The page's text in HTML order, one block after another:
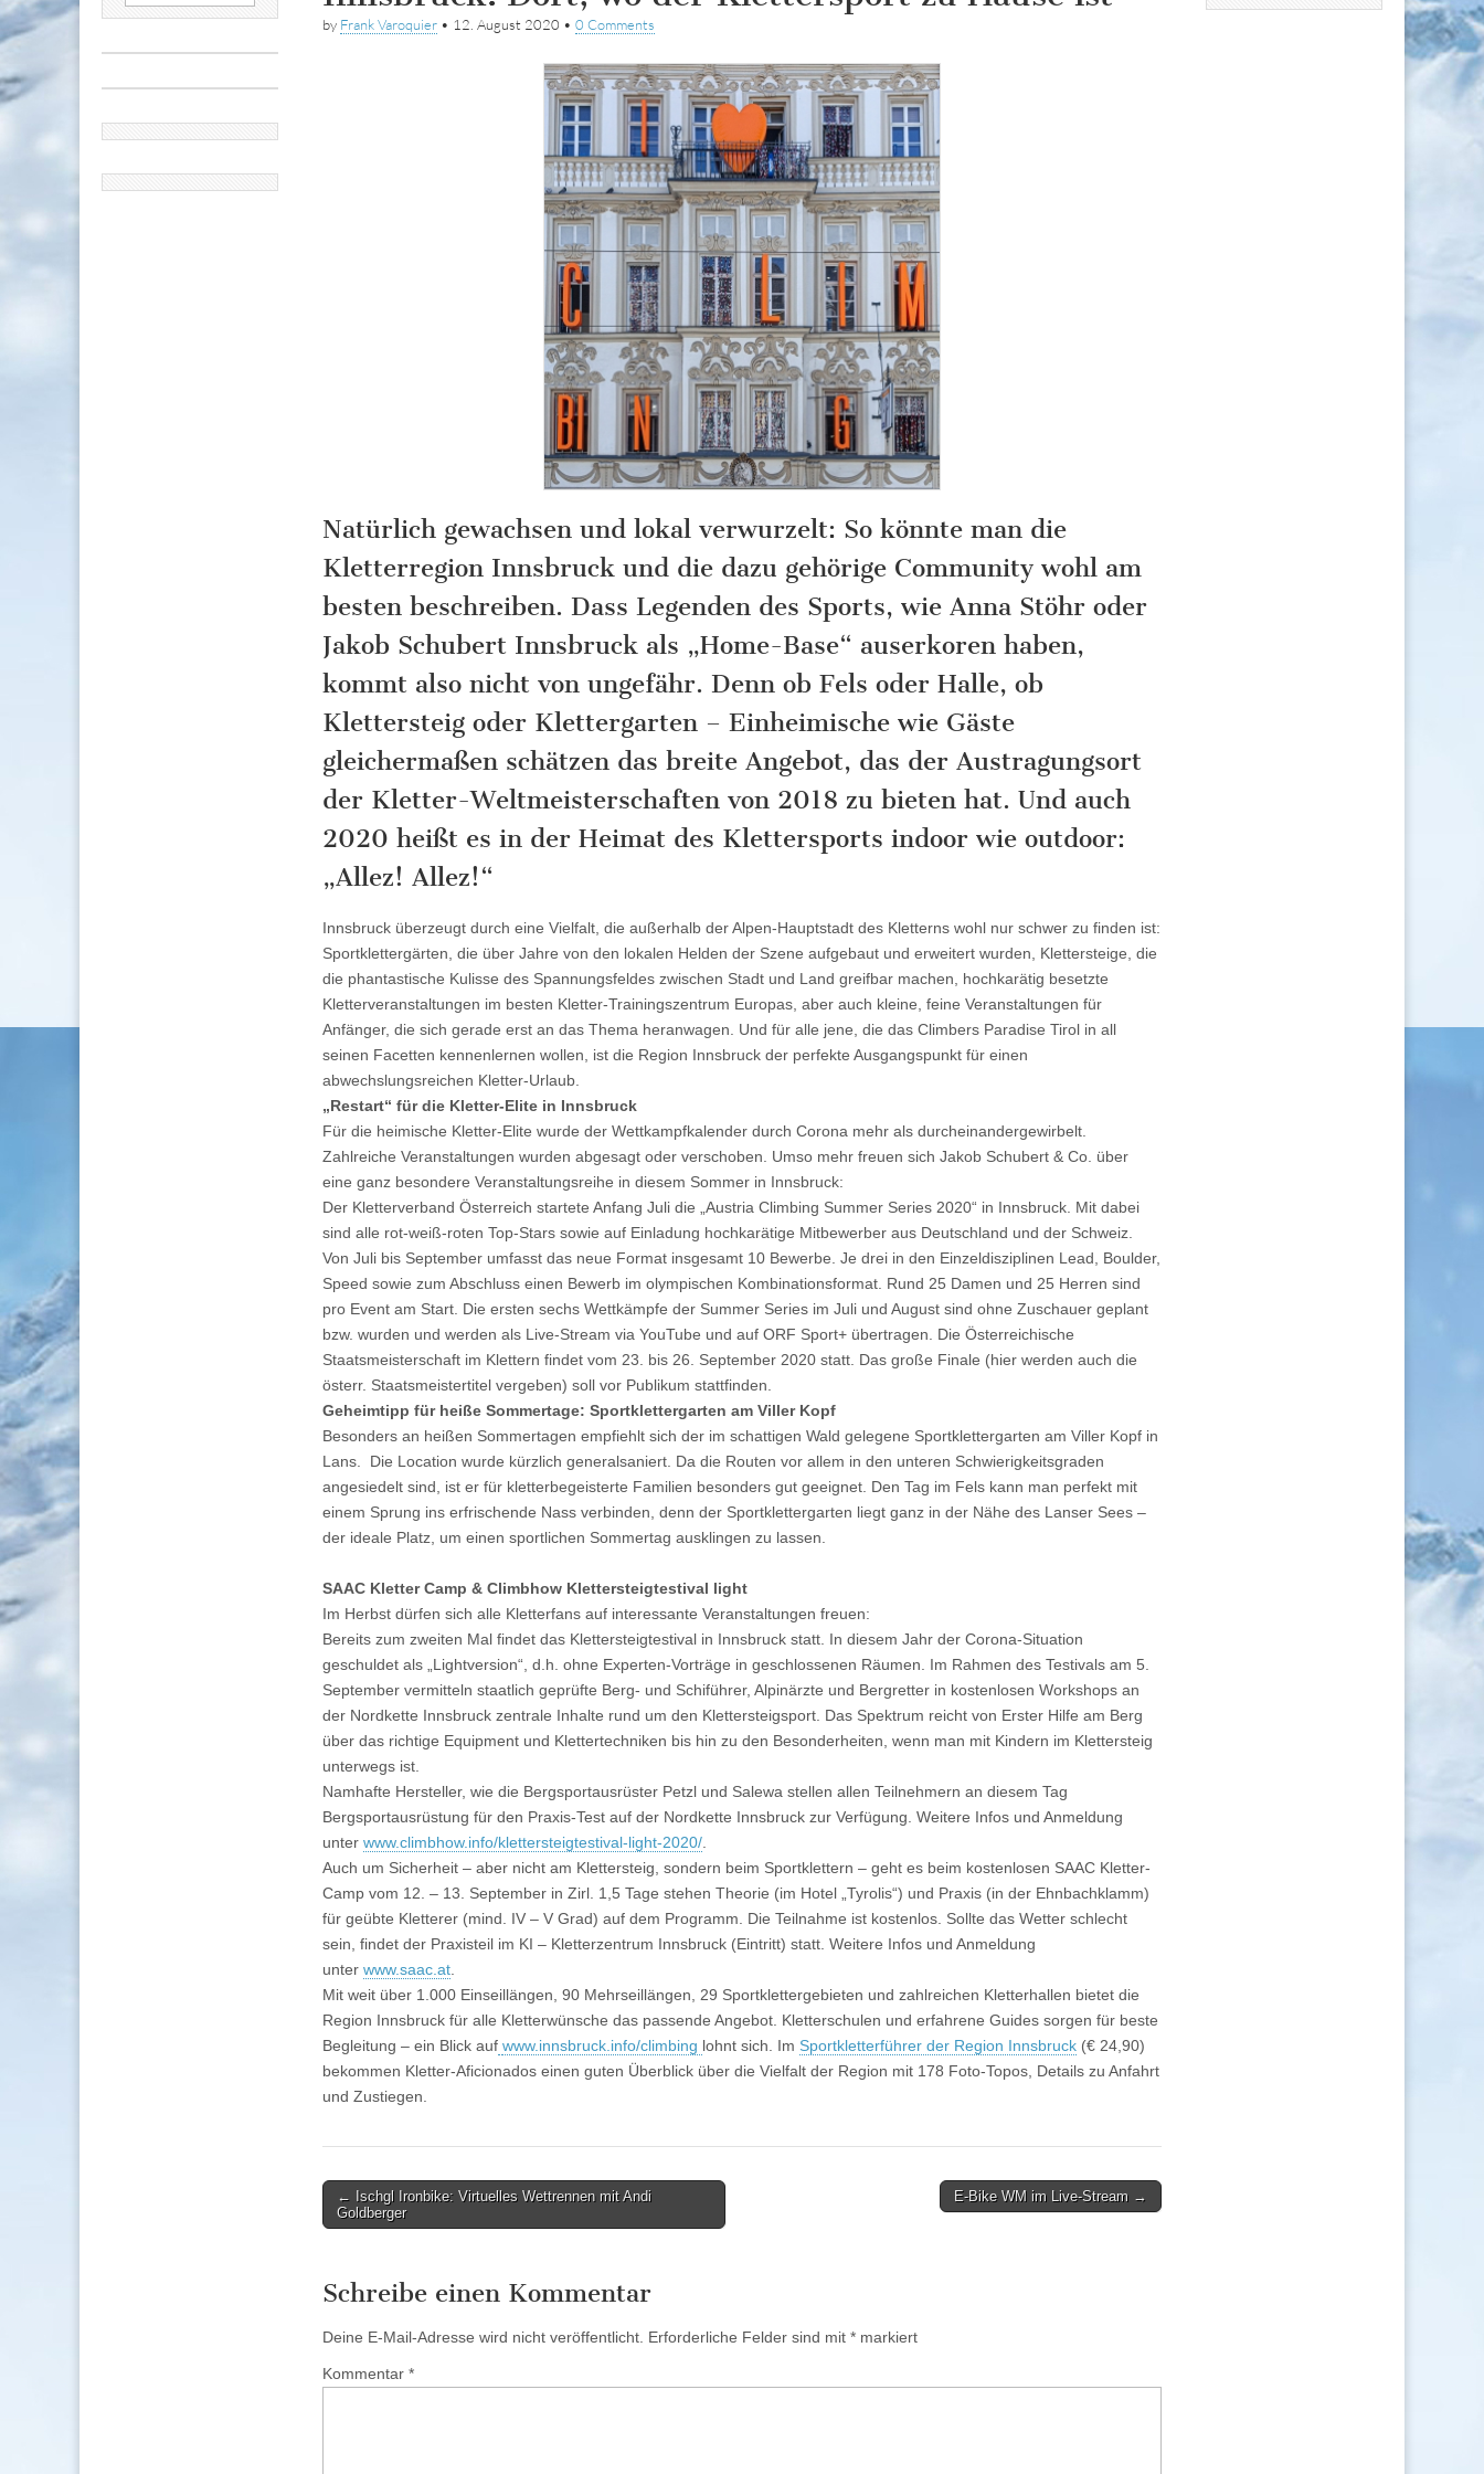
by Frank Varoquier• 12. August 2020 • 0 Comments
Natürlich gewachsen und lokal verwurzelt: So könnte man die
Kletterregion Innsbruck und die dazu gehörige Community wohl am
besten beschreiben. Dass Legenden des Sports, wie Anna Stöhr oder
Jakob Schubert Innsbruck als „Home-Base“ auserkoren haben,
kommt also nicht von ungefähr. Denn ob Fels oder Halle, ob
Klettersteig oder Klettergarten – Einheimische wie Gäste
gleichermaßen schätzen das breite Angebot, das der Austragungsort
der Kletter-Weltmeisterschaften von 2018 zu bieten hat. Und auch
2020 heißt es in der Heimat des Klettersports indoor wie outdoor:
„Allez! Allez!“
Innsbruck überzeugt durch eine Vielfalt, die außerhalb der Alpen-Hauptstadt des Kletterns wohl nur schwer zu finden ist:
Sportklettergärten, die über Jahre von den lokalen Helden der Szene aufgebaut und erweitert wurden, Klettersteige, die
die phantastische Kulisse des Spannungsfeldes zwischen Stadt und Land greifbar machen, hochkarätig besetzte
Kletterveranstaltungen im besten Kletter-Trainingszentrum Europas, aber auch kleine, feine Veranstaltungen für
Anfänger, die sich gerade erst an das Thema heranwagen. Und für alle jene, die das Climbers Paradise Tirol in all
seinen Facetten kennenlernen wollen, ist die Region Innsbruck der perfekte Ausgangspunkt für einen
abwechslungsreichen Kletter-Urlaub.
„Restart“ für die Kletter-Elite in Innsbruck
Für die heimische Kletter-Elite wurde der Wettkampfkalender durch Corona mehr als durcheinandergewirbelt.
Zahlreiche Veranstaltungen wurden abgesagt oder verschoben. Umso mehr freuen sich Jakob Schubert & Co. über
eine ganz besondere Veranstaltungsreihe in diesem Sommer in Innsbruck:
Der Kletterverband Österreich startete Anfang Juli die „Austria Climbing Summer Series 2020“ in Innsbruck. Mit dabei
sind alle rot-weiß-roten Top-Stars sowie auf Einladung hochkarätige Mitbewerber aus Deutschland und der Schweiz.
Von Juli bis September umfasst das neue Format insgesamt 10 Bewerbe. Je drei in den Einzeldisziplinen Lead, Boulder,
Speed sowie zum Abschluss einen Bewerb im olympischen Kombinationsformat. Rund 25 Damen und 25 Herren sind
pro Event am Start. Die ersten sechs Wettkämpfe der Summer Series im Juli und August sind ohne Zuschauer geplant
bzw. wurden und werden als Live-Stream via YouTube und auf ORF Sport+ übertragen. Die Österreichische
Staatsmeisterschaft im Klettern findet vom 23. bis 26. September 2020 statt. Das große Finale (hier werden auch die
österr. Staatsmeistertitel vergeben) soll vor Publikum stattfinden.
Geheimtipp für heiße Sommertage: Sportklettergarten am Viller Kopf
Besonders an heißen Sommertagen empfiehlt sich der im schattigen Wald gelegene Sportklettergarten am Viller Kopf in
Lans. Die Location wurde kürzlich generalsaniert. Da die Routen vor allem in den unteren Schwierigkeitsgraden
angesiedelt sind, ist er für kletterbegeisterte Familien besonders gut geeignet. Den Tag im Fels kann man perfekt mit
einem Sprung ins erfrischende Nass verbinden, denn der Sportklettergarten liegt ganz in der Nähe des Lanser Sees –
der ideale Platz, um einen sportlichen Sommertag ausklingen zu lassen.
SAAC Kletter Camp & Climbhow Klettersteigtestival light
Im Herbst dürfen sich alle Kletterfans auf interessante Veranstaltungen freuen:
Bereits zum zweiten Mal findet das Klettersteigtestival in Innsbruck statt. In diesem Jahr der Corona-Situation
geschuldet als „Lightversion“, d.h. ohne Experten-Vorträge in geschlossenen Räumen. Im Rahmen des Testivals am 5.
September vermitteln staatlich geprüfte Berg- und Schiführer, Alpinärzte und Bergretter in kostenlosen Workshops an
der Nordkette Innsbruck zentrale Inhalte rund um den Klettersteigsport. Das Spektrum reicht von Erster Hilfe am Berg
über das richtige Equipment und Klettertechniken bis hin zu den Besonderheiten, wenn man mit Kindern im Klettersteig
unterwegs ist.
Namhafte Hersteller, wie die Bergsportausrüster Petzl und Salewa stellen allen Teilnehmern an diesem Tag
Bergsportausrüstung für den Praxis-Test auf der Nordkette Innsbruck zur Verfügung. Weitere Infos und Anmeldung
unter www.climbhow.info/klettersteigtestival-light-2020/.
Auch um Sicherheit – aber nicht am Klettersteig, sondern beim Sportklettern – geht es beim kostenlosen SAAC Kletter-
Camp vom 12. – 13. September in Zirl. 1,5 Tage stehen Theorie (im Hotel „Tyrolis“) und Praxis (in der Ehnbachklamm)
für geübte Kletterer (mind. IV – V Grad) auf dem Programm. Die Teilnahme ist kostenlos. Sollte das Wetter schlecht
sein, findet der Praxisteil im KI – Kletterzentrum Innsbruck (Eintritt) statt. Weitere Infos und Anmeldung
unter www.saac.at.
Mit weit über 1.000 Einseillängen, 90 Mehrseillängen, 29 Sportklettergebieten und zahlreichen Kletterhallen bietet die
Region Innsbruck für alle Kletterwünsche das passende Angebot. Kletterschulen und erfahrene Guides sorgen für beste
Begleitung – ein Blick auf www.innsbruck.info/climbing lohnt sich. Im Sportkletterführer der Region Innsbruck(€ 24,90)
bekommen Kletter-Aficionados einen guten Überblick über die Vielfalt der Region mit 178 Foto-Topos, Details zu Anfahrt
und Zustiegen.
Post
navigation
← Ischgl Ironbike: Virtuelles Wettrennen mit Andi
Goldberger
E-Bike WM im Live-Stream →
Schreibe einen Kommentar
Deine E-Mail-Adresse wird nicht veröffentlicht. Erforderliche Felder sind mit *markiert
Kommentar *
nach: